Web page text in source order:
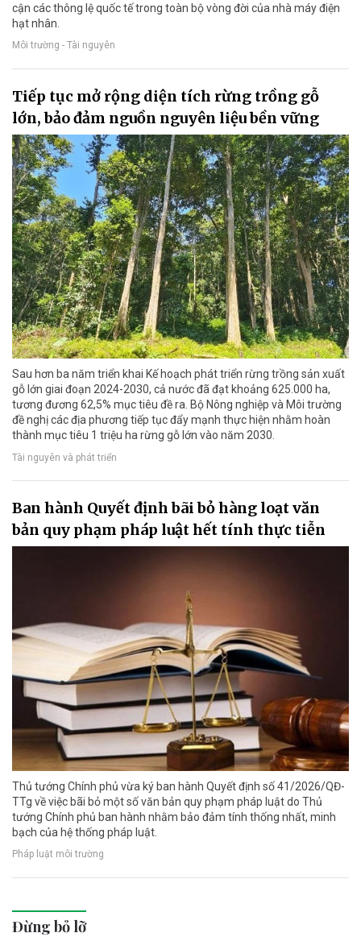
cận các thông lệ quốc tế trong toàn bộ vòng đời của nhà máy điện
hạt nhân.
Môi trường - Tài nguyên
Tiếp tục mở rộng diện tích rừng trồng gỗ
lớn, bảo đảm nguồn nguyên liệu bền vững
Sau hơn ba năm triển khai Kế hoạch phát triển rừng trồng sản xuất
gỗ lớn giai đoạn 2024-2030, cả nước đã đạt khoảng 625.000 ha,
tương đương 62,5% mục tiêu đề ra. Bộ Nông nghiệp và Môi trường
đề nghị các địa phương tiếp tục đẩy mạnh thực hiện nhằm hoàn
thành mục tiêu 1 triệu ha rừng gỗ lớn vào năm 2030.
Tài nguyên và phát triển
Ban hành Quyết định bãi bỏ hàng loạt văn
bản quy phạm pháp luật hết tính thực tiễn
Thủ tướng Chính phủ vừa ký ban hành Quyết định số 41/2026/QĐ-
TTg về việc bãi bỏ một số văn bản quy phạm pháp luật do Thủ
tướng Chính phủ ban hành nhằm bảo đảm tính thống nhất, minh
bạch của hệ thống pháp luật.
Pháp luật môi trường
Đừng bỏ lỡ